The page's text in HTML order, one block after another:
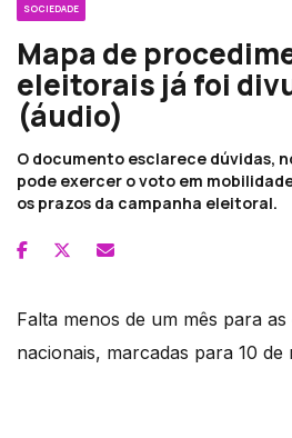
SOCIEDADE
Mapa de
eleitorais já foi
(áudio)
O documento esclarece dúvidas,
pode exercer o voto em
os prazos da campanha eleitoral.
Falta menos de um mês para as
nacionais, marcadas para 10 de